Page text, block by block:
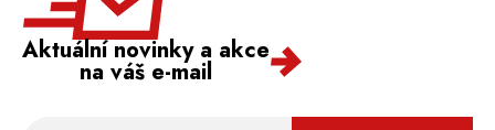
Aktuální novinky a akce
na váš e-mail